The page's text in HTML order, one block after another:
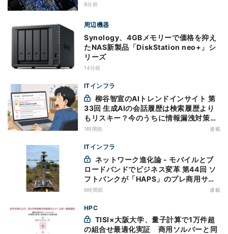
8分前
周辺機器
Synology、4GBメモリーで価格を抑え
たNAS新製品「DiskStation neo+」シ
リーズ
14分前
ITインフラ
33回 生成AIの会話履歴は検索履歴より
もリスキー？今のうちに情報漏洩対策を
万全にしておこう
1時間前 連載
ITインフラ
ロードバンドでビジネス変革 第44回 ソ
フトバンクが「HAPS」のプレ商用サー
ビス開始を表明、本格的な商用展開のめ
6時間前 連載
HPC
の組合せ最適化実証 商用ソルバーと同